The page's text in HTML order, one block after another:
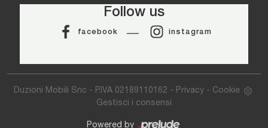
Follow us
facebook instagram
Duzioni Mobili Snc - P.IVA 02189110162 - Privacy- Cookie
Gestisci i consensi
Powered by